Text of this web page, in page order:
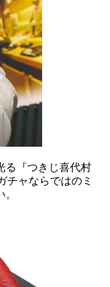
る『つきじ喜代村
チャならではのミ